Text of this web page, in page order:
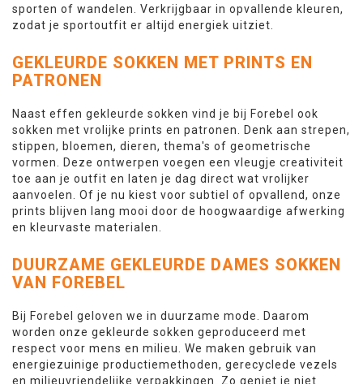
sporten of wandelen. Verkrijgbaar in opvallende kleuren,
zodat je sportoutfit er altijd energiek uitziet.
GEKLEURDE SOKKEN MET PRINTS EN
PATRONEN
Naast effen gekleurde sokken vind je bij Forebel ook
sokken met vrolijke prints en patronen. Denk aan strepen,
stippen, bloemen, dieren, thema's of geometrische
vormen. Deze ontwerpen voegen een vleugje creativiteit
toe aan je outfit en laten je dag direct wat vrolijker
aanvoelen. Of je nu kiest voor subtiel of opvallend, onze
prints blijven lang mooi door de hoogwaardige afwerking
en kleurvaste materialen.
DUURZAME GEKLEURDE DAMES SOKKEN
VAN FOREBEL
Bij Forebel geloven we in duurzame mode. Daarom
worden onze gekleurde sokken geproduceerd met
respect voor mens en milieu. We maken gebruik van
energiezuinige productiemethoden, gerecyclede vezels
en milieuvriendelijke verpakkingen. Zo geniet je niet